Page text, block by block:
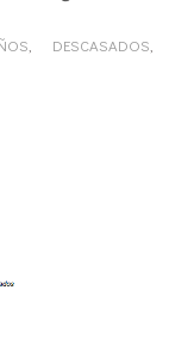
DESCASADOS